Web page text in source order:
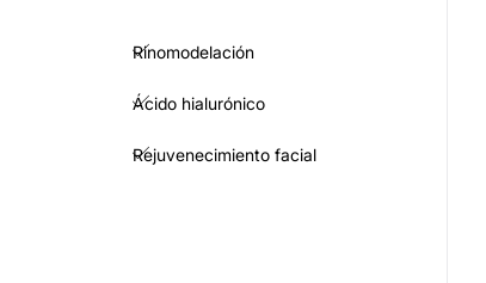
Rinomodelación
Ácido hialurónico
Rejuvenecimiento facial